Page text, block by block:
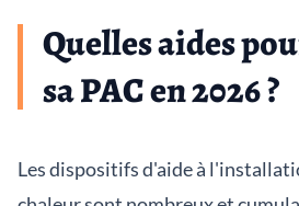
Quelles aides
sa PAC en 2026 ?
Les dispositifs d'aide à